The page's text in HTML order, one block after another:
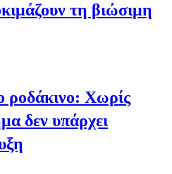
τη βιώσιμη
ροδάκινο: Χωρίς
δεν υπάρχει